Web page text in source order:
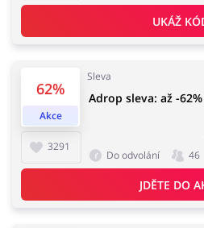
Finance a pojištění
Auto
UKÁŽ
62%
Akce
Sleva
3291
Adrop sleva: až -
Do odvolání 46
JDĚTE DO